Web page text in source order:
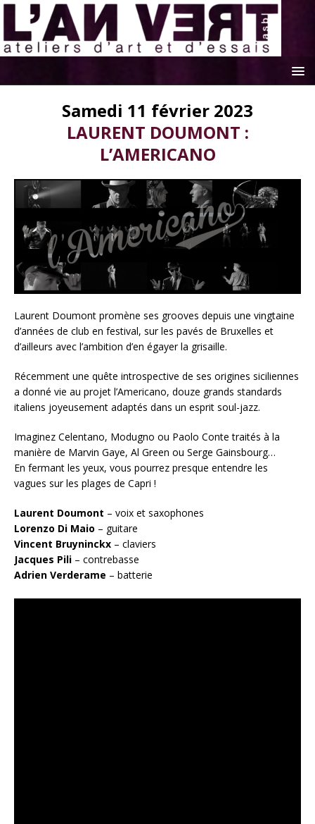
Samedi 11 février 2023
LAURENT DOUMONT :
L’AMERICANO
Laurent Doumont promène ses grooves depuis une vingtaine
d’années de club en festival, sur les pavés de Bruxelles et
d’ailleurs avec l’ambition d’en égayer la grisaille.
Récemment une quête introspective de ses origines siciliennes
a donné vie au projet l’Americano, douze grands standards
italiens joyeusement adaptés dans un esprit soul-jazz.
Imaginez Celentano, Modugno ou Paolo Conte traités à la
manière de Marvin Gaye, Al Green ou Serge Gainsbourg…
En fermant les yeux, vous pourrez presque entendre les
vagues sur les plages de Capri !
Laurent Doumont – voix et saxophones
Lorenzo Di Maio – guitare
Vincent Bruyninckx – claviers
Jacques Pili – contrebasse
Adrien Verderame – batterie